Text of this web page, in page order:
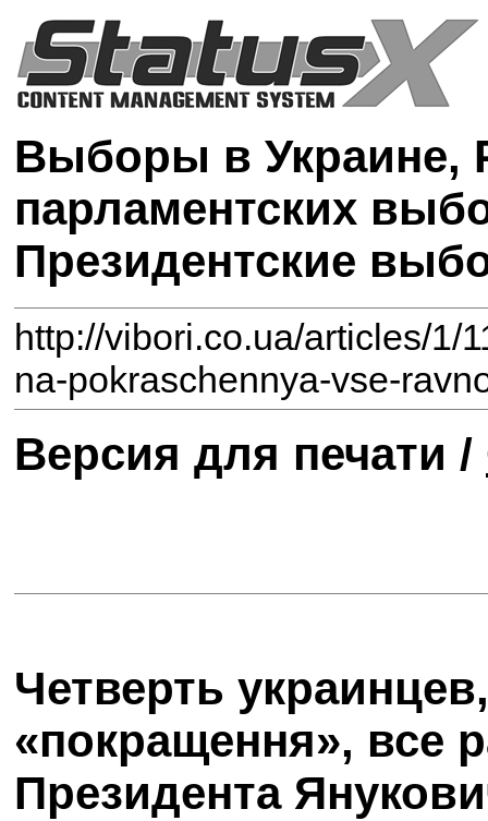
Выборы в Украине,
парламентских
Президентские
http://vibori.co.ua/articles/1/
na-pokraschennya-vse-
Версия для печати /
Четверть
«покращення», все
Президента